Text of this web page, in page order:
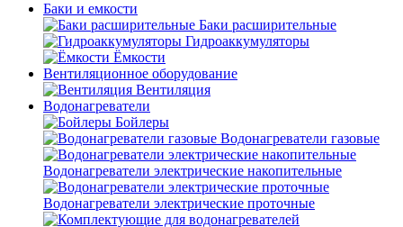
Баки и емкости
Баки расширительные
Гидроаккумуляторы
Ёмкости
Вентиляционное оборудование
Вентиляция
Водонагреватели
Бойлеры
Водонагреватели газовые
Водонагреватели электрические накопительные
Водонагреватели электрические проточные